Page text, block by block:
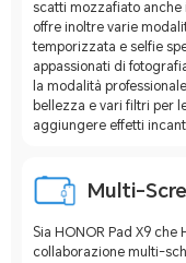
scatti mozzafiato anche
offre inoltre varie
temporizzata e selfie
appassionati di
la modalità
bellezza e vari filtri per
aggiungere effetti
Multi-
Sia HONOR Pad X9 che
collaborazione multi-